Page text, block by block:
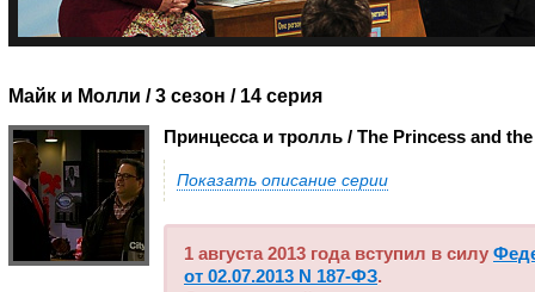
Майк и Молли / 3 сезон / 14 серия
Принцесса и тролль / The Princess and
Показать описание серии
1 августа 2013 года вступил в силу
от 02.07.2013 N 187-ФЗ.